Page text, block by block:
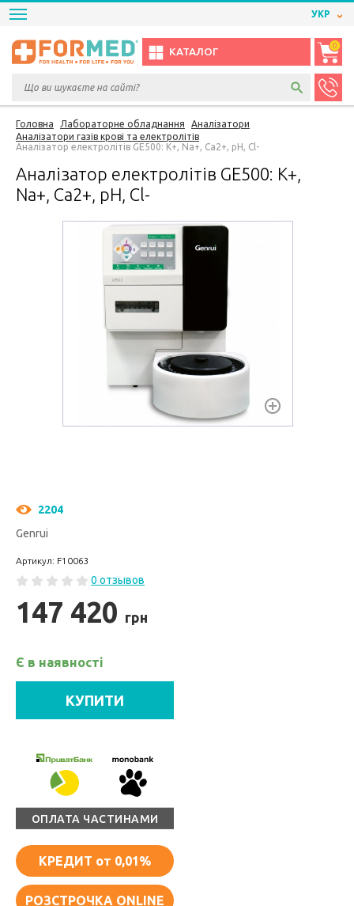
УКР
КАТАЛОГ
0
Головна Лабораторне обладнання
Аналізатори
Аналізатори газів крові та електролітів
Аналізатор електролітів GE500: K+, Na+, Ca2+, pH, Cl-
Аналізатор електролітів GE500: K+,
Na+, Ca2+, pH, Cl-
2204
Genrui
Артикул: F10063
0 отзывов
147 420 грн
Є в наявності
КУПИТИ
ОПЛАТА ЧАСТИНАМИ
КРЕДИТ от 0,01%
РОЗСТРОЧКА ONLINE